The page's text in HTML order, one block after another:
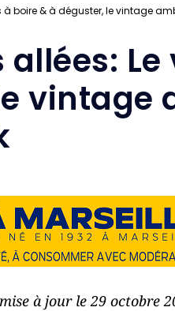
à boire & à déguster, le vintage
vintage
à jour le 29 octobre